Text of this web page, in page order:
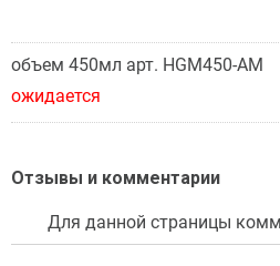
объем 450мл арт. HGM450-AM
ожидается
Отзывы и комментарии
Для данной страницы